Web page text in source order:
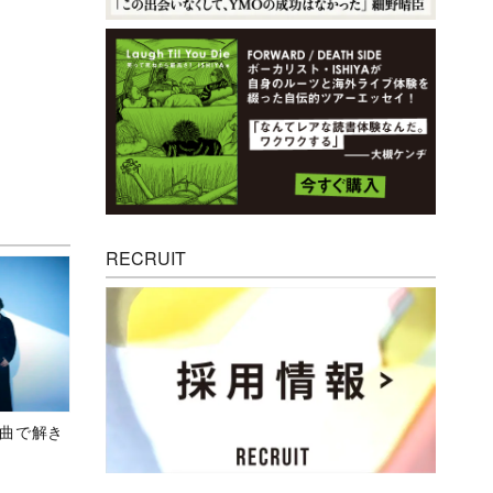
で解き
RECRUIT